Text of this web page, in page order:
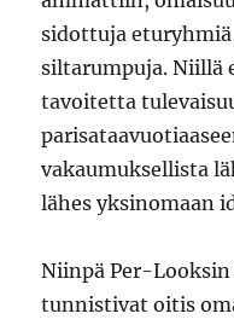
sidottuja
siltarumpuja. Niillä
tavoitetta
vakaumuksellista
lähes yksinomaan
Niinpä Per-
tunnistivat oitis